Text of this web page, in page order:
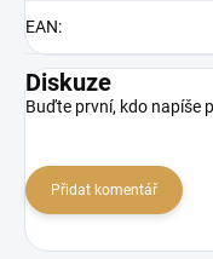
EAN:
Diskuze
Buďte první, kdo napíše
Přidat komentář